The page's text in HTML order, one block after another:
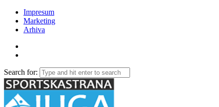
Impresum
Marketing
Arhiva
Search for: